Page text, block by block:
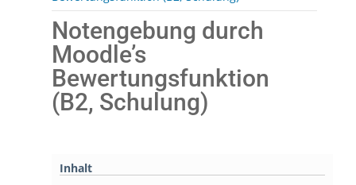
Notengebung durch
Moodle’s
Bewertungsfunktion
(B2, Schulung)
Inhalt